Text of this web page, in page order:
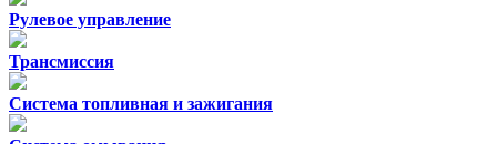
Рулевое управление
Трансмиссия
Система топливная и зажигания